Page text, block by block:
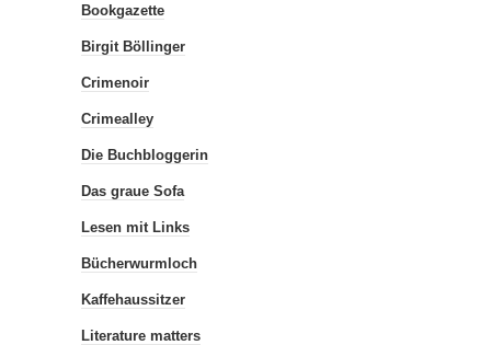
Bookgazette
Birgit Böllinger
Crimenoir
Crimealley
Die Buchbloggerin
Das graue Sofa
Lesen mit Links
Bücherwurmloch
Kaffehaussitzer
Literature matters